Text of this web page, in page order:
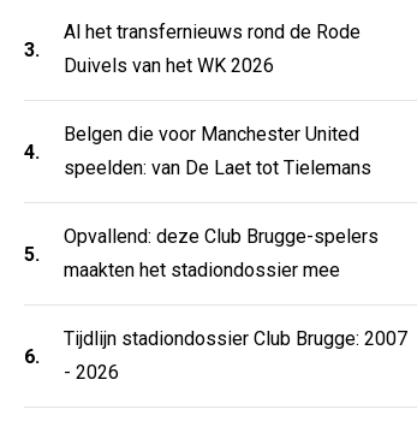
3.
Al het transfernieuws rond de Rode
Duivels van het WK 2026
4.
Belgen die voor Manchester United
speelden: van De Laet tot Tielemans
5.
Opvallend: deze Club Brugge-spelers
maakten het stadiondossier mee
6.
Tijdlijn stadiondossier Club Brugge: 2007
- 2026